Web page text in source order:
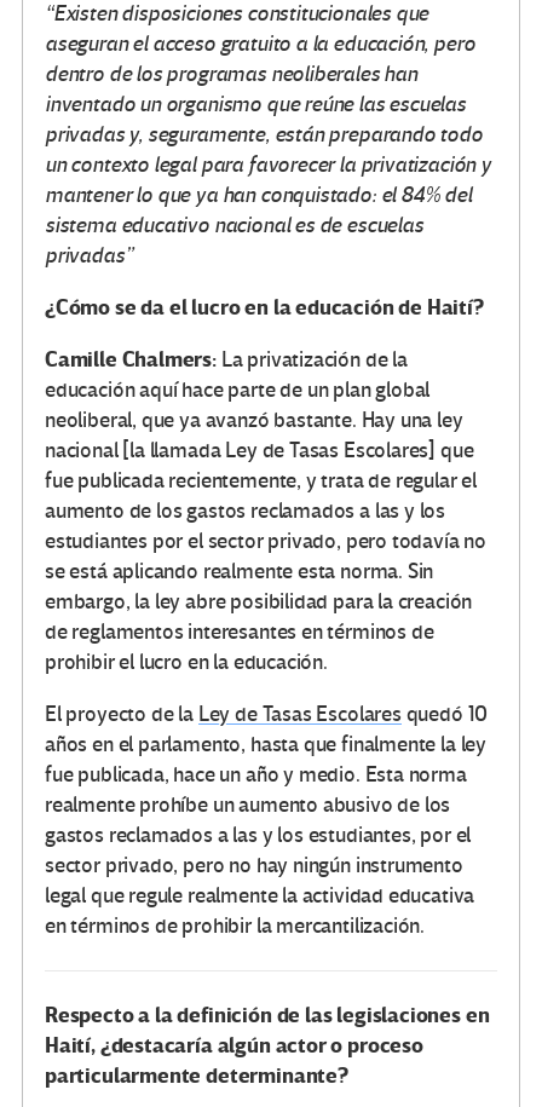
“Existen disposiciones constitucionales que
aseguran el acceso gratuito a la educación, pero
dentro de los programas neoliberales han
inventado un organismo que reúne las escuelas
privadas y, seguramente, están preparando todo
un contexto legal para favorecer la privatización y
mantener lo que ya han conquistado: el 84% del
sistema educativo nacional es de escuelas
privadas”
¿Cómo se da el lucro en la educación de Haití?
Camille Chalmers: La privatización de la
educación aquí hace parte de un plan global
neoliberal, que ya avanzó bastante. Hay una ley
nacional [la llamada Ley de Tasas Escolares] que
fue publicada recientemente, y trata de regular el
aumento de los gastos reclamados a las y los
estudiantes por el sector privado, pero todavía no
se está aplicando realmente esta norma. Sin
embargo, la ley abre posibilidad para la creación
de reglamentos interesantes en términos de
prohibir el lucro en la educación.
El proyecto de la Ley de Tasas Escolares quedó 10
años en el parlamento, hasta que finalmente la ley
fue publicada, hace un año y medio. Esta norma
realmente prohíbe un aumento abusivo de los
gastos reclamados a las y los estudiantes, por el
sector privado, pero no hay ningún instrumento
legal que regule realmente la actividad educativa
en términos de prohibir la mercantilización.
Respecto a la definición de las legislaciones en
Haití, ¿destacaría algún actor o proceso
particularmente determinante?